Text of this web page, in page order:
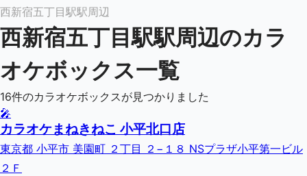
西新宿五丁目駅駅周辺
西新宿五丁目駅駅周辺のカラ
オケボックス一覧
16件のカラオケボックスが見つかりました
🎤
カラオケまねきねこ 小平北口店
東京都 小平市 美園町 ２丁目 ２−１８ NSプラザ小平第一ビル
２Ｆ